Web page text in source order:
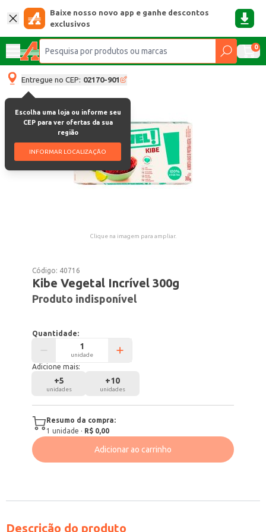
Baixe nosso novo app e ganhe descontos
exclusivos
0
Entregue no CEP: 02170-901
Escolha uma loja ou informe seu
CEP para ver ofertas da sua
região
INFORMAR LOCALIZAÇÃO
Clique na imagem para ampliar.
Código: 40716
Kibe Vegetal Incrível 300g
Produto indisponível
Quantidade:
unidade
Adicione mais:
+5
unidades
+10
unidades
Resumo da compra:
1 unidade · R$ 0,00
Adicionar ao carrinho
Descrição do produto